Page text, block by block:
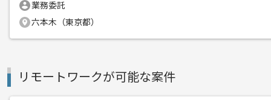
その他募集要項
作業開始日
2022/10/24
エージェントからのコ
SNSマーケティングを行う上場企業でご
業務委託
六本木（東京都）
リモートワークが可能な案件